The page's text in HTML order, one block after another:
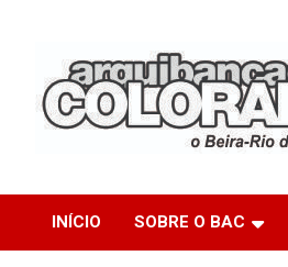
INÍCIO SOBRE O BAC